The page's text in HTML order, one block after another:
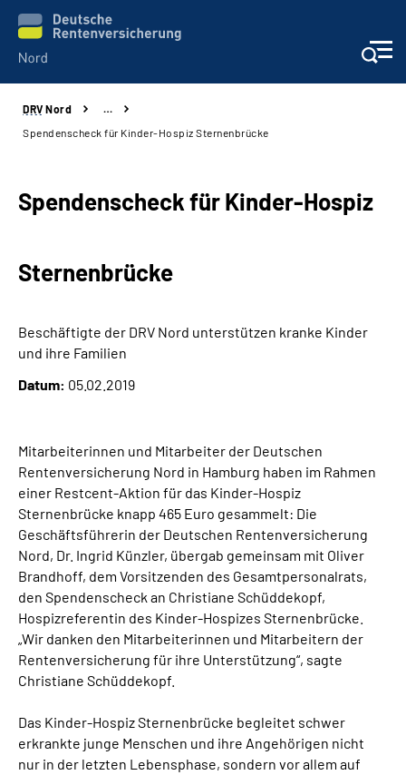
Aktuelles
Beratung und Kontakt
Presse
Inhalte in Gebärdensprache (DGS)
Leichte Sprache
Suche
Mein Kundenportal
DRV Nord
…
Spendenscheck für Kinder-Hospiz Sternenbrücke
Spendenscheck für Kinder-Hospiz
Sternenbrücke
Beschäftigte der DRV Nord unterstützen kranke Kinder
und ihre Familien
Datum: 05.02.2019
Mitarbeiterinnen und Mitarbeiter der Deutschen
Rentenversicherung Nord in Hamburg haben im Rahmen
einer Restcent-Aktion für das Kinder-Hospiz
Sternenbrücke knapp 465 Euro gesammelt: Die
Geschäftsführerin der Deutschen Rentenversicherung
Nord, Dr. Ingrid Künzler, übergab gemeinsam mit Oliver
Brandhoff, dem Vorsitzenden des Gesamtpersonalrats,
den Spendenscheck an Christiane Schüddekopf,
Hospizreferentin des Kinder-Hospizes Sternenbrücke.
„Wir danken den Mitarbeiterinnen und Mitarbeitern der
Rentenversicherung für ihre Unterstützung“, sagte
Christiane Schüddekopf.
Das Kinder-Hospiz Sternenbrücke begleitet schwer
erkrankte junge Menschen und ihre Angehörigen nicht
nur in der letzten Lebensphase, sondern vor allem auf